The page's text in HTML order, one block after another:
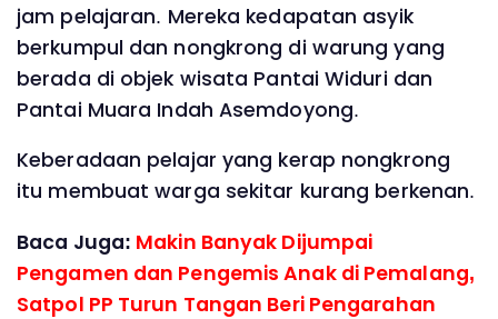
jam pelajaran. Mereka kedapatan asyik
berkumpul dan nongkrong di warung yang
berada di objek wisata Pantai Widuri dan
Pantai Muara Indah Asemdoyong.
Keberadaan pelajar yang kerap nongkrong
itu membuat warga sekitar kurang berkenan.
Baca Juga: Makin Banyak Dijumpai
Pengamen dan Pengemis Anak di Pemalang,
Satpol PP Turun Tangan Beri Pengarahan